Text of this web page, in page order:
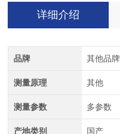
详细介绍
品牌 其他品牌
测量原理 其他
测量参数 多参数
产地类别 国产